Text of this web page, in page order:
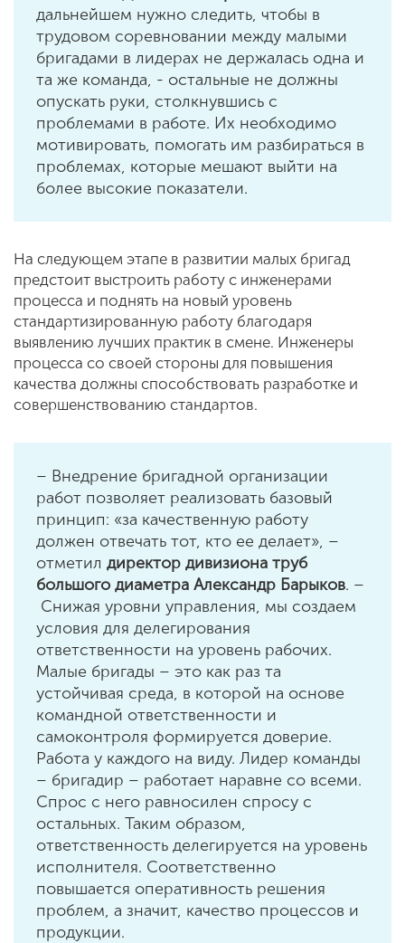
дальнейшем нужно следить, чтобы в
трудовом соревновании между малыми
бригадами в лидерах не держалась одна и
та же команда, - остальные не должны
опускать руки, столкнувшись с
проблемами в работе. Их необходимо
мотивировать, помогать им разбираться в
проблемах, которые мешают выйти на
более высокие показатели.
На следующем этапе в развитии малых бригад
предстоит выстроить работу с инженерами
процесса и поднять на новый уровень
стандартизированную работу благодаря
выявлению лучших практик в смене. Инженеры
процесса со своей стороны для повышения
качества должны способствовать разработке и
совершенствованию стандартов.
– Внедрение бригадной организации
работ позволяет реализовать базовый
принцип: «за качественную работу
должен отвечать тот, кто ее делает», –
отметил директор дивизиона труб
большого диаметра Александр Барыков. –
Снижая уровни управления, мы создаем
условия для делегирования
ответственности на уровень рабочих.
Малые бригады – это как раз та
устойчивая среда, в которой на основе
командной ответственности и
самоконтроля формируется доверие.
Работа у каждого на виду. Лидер команды
– бригадир – работает наравне со всеми.
Спрос с него равносилен спросу с
остальных. Таким образом,
ответственность делегируется на уровень
исполнителя. Соответственно
повышается оперативность решения
проблем, а значит, качество процессов и
продукции.